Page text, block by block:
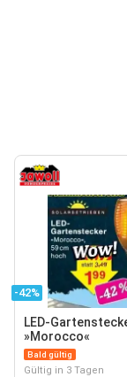
-42%
LED-
»Morocco«
Bald gültig
Gültig in 3 Tagen